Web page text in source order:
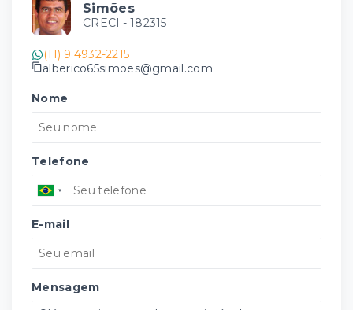
Simões
CRECI - 182315
(11) 9 4932-2215
alberico65simoes@gmail.com
Nome
Telefone
E-mail
Mensagem